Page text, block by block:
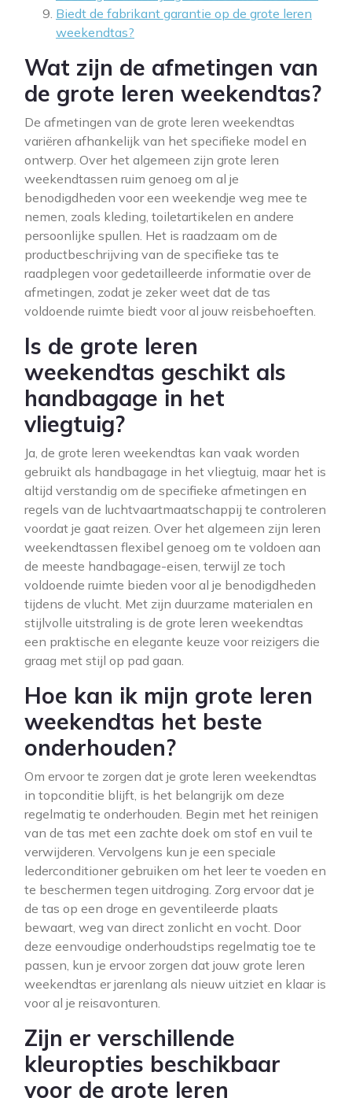
Biedt de fabrikant garantie op de grote leren
weekendtas?
Wat zijn de afmetingen van
de grote leren weekendtas?
De afmetingen van de grote leren weekendtas
variëren afhankelijk van het specifieke model en
ontwerp. Over het algemeen zijn grote leren
weekendtassen ruim genoeg om al je
benodigdheden voor een weekendje weg mee te
nemen, zoals kleding, toiletartikelen en andere
persoonlijke spullen. Het is raadzaam om de
productbeschrijving van de specifieke tas te
raadplegen voor gedetailleerde informatie over de
afmetingen, zodat je zeker weet dat de tas
voldoende ruimte biedt voor al jouw reisbehoeften.
Is de grote leren
weekendtas geschikt als
handbagage in het
vliegtuig?
Ja, de grote leren weekendtas kan vaak worden
gebruikt als handbagage in het vliegtuig, maar het is
altijd verstandig om de specifieke afmetingen en
regels van de luchtvaartmaatschappij te controleren
voordat je gaat reizen. Over het algemeen zijn leren
weekendtassen flexibel genoeg om te voldoen aan
de meeste handbagage-eisen, terwijl ze toch
voldoende ruimte bieden voor al je benodigdheden
tijdens de vlucht. Met zijn duurzame materialen en
stijlvolle uitstraling is de grote leren weekendtas
een praktische en elegante keuze voor reizigers die
graag met stijl op pad gaan.
Hoe kan ik mijn grote leren
weekendtas het beste
onderhouden?
Om ervoor te zorgen dat je grote leren weekendtas
in topconditie blijft, is het belangrijk om deze
regelmatig te onderhouden. Begin met het reinigen
van de tas met een zachte doek om stof en vuil te
verwijderen. Vervolgens kun je een speciale
lederconditioner gebruiken om het leer te voeden en
te beschermen tegen uitdroging. Zorg ervoor dat je
de tas op een droge en geventileerde plaats
bewaart, weg van direct zonlicht en vocht. Door
deze eenvoudige onderhoudstips regelmatig toe te
passen, kun je ervoor zorgen dat jouw grote leren
weekendtas er jarenlang als nieuw uitziet en klaar is
voor al je reisavonturen.
Zijn er verschillende
kleuropties beschikbaar
voor de grote leren